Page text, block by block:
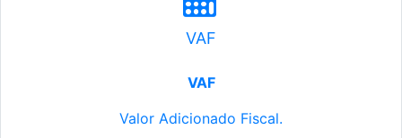
VAF
VAF
Valor Adicionado Fiscal.